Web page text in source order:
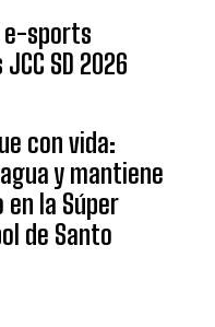
e-sports
SD 2026
con vida:
y mantiene
en la Súper
de Santo